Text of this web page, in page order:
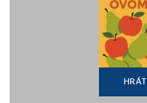
HRÁT